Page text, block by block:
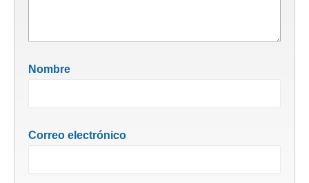
Nombre
Correo electrónico